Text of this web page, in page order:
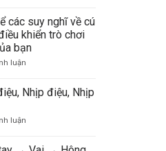
các suy nghĩ về cú
khiển trò chơi
bạn
luận
các
suy
Nhịp điệu, Nhịp
luận
Nhịp